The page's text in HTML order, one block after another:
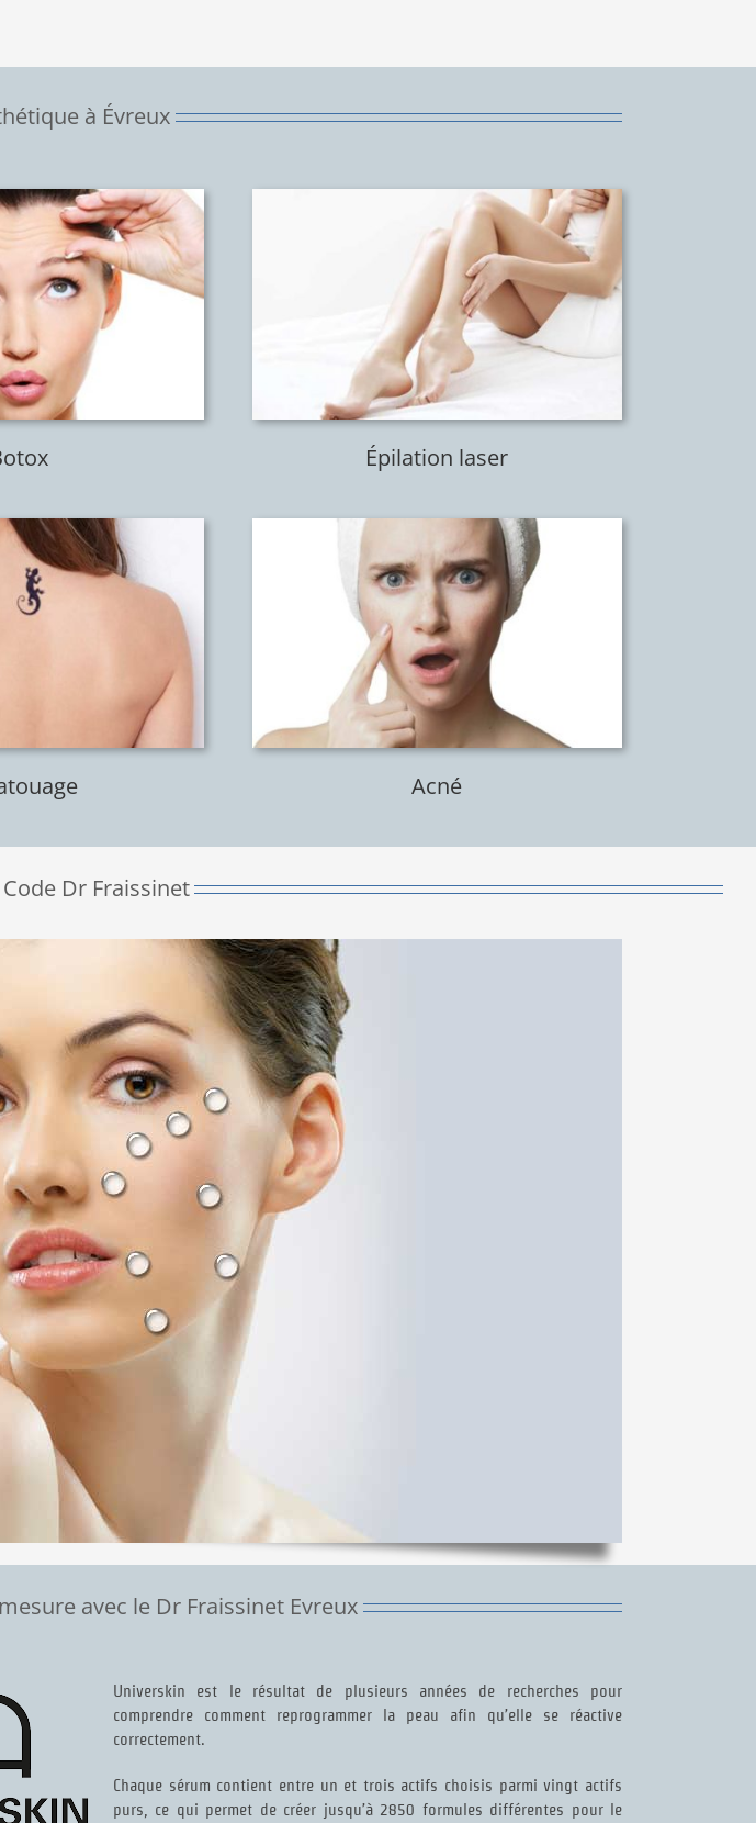
à Évreux
Épilation laser
Acné
Dr Fraissinet
avec le Dr Fraissinet Evreux
Universkin est le résultat de plusieurs années de recherches pour
comprendre comment reprogrammer la peau afin qu’elle se réactive
correctement.
Chaque sérum contient entre un et trois actifs choisis parmi vingt actifs
purs, ce qui permet de créer jusqu’à 2850 formules différentes pour le